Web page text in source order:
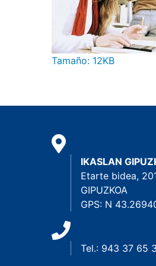
Haga clic aquí para
Tamaño: 12KB
IKASLAN
Etarte bidea,
GIPUZKOA
GPS: N
Tel.: 943 37 65